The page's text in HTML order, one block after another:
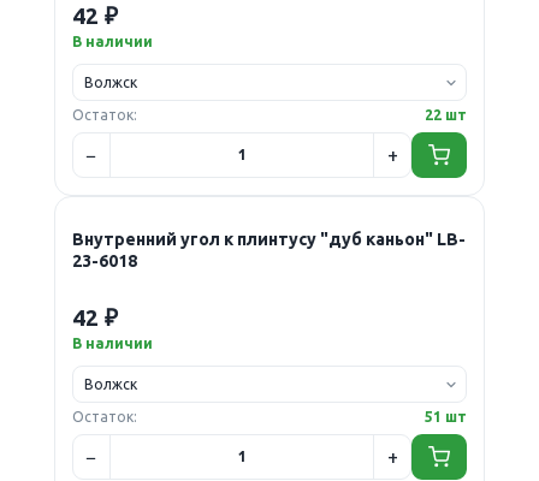
42 ₽
В наличии
Остаток: 22 шт
Внутренний угол к плинтусу "дуб каньон" LB-
23-6018
42 ₽
В наличии
Остаток: 51 шт